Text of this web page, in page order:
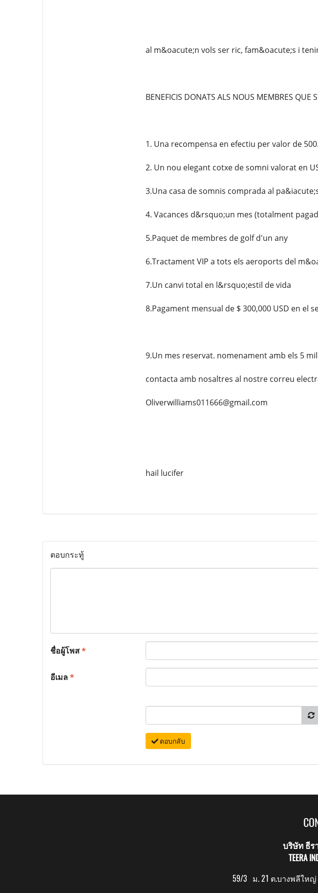
al m&oacute;n vols ser ric, fam&oacute;s i
BENEFICIS DONATS ALS NOUS MEMBRES QUE
1. Una recompensa en efectiu per valor de
2. Un nou elegant cotxe de somni valorat en
3.Una casa de somnis comprada al
4. Vacances d&rsquo;un mes (totalment
5.Paquet de membres de golf d'un any
6.Tractament VIP a tots els aeroports del
7.Un canvi total en l&rsquo;estil de vida
8.Pagament mensual de $ 300,000 USD en el
9.Un mes reservat. nomenament amb els 5
contacta amb nosaltres al nostre correu
Oliverwilliams011666@gmail.com
hail lucifer
ตอบกระทู้
ชื่อผู้โพส*
อีเมล*
ตอบกลับ
บริษัท ธีร
TEERA
59/3 ม. 21 ต.บางพลีใหญ่